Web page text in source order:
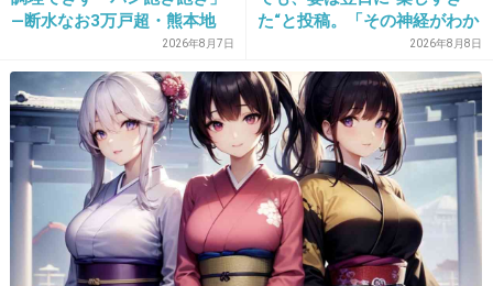
アメリカンだな～笑
18. 匿名 2014/05/07(水) 20:50:53
トピ画のともさかさんの顎すごいね。
久しぶりに見たけど昔からこうだった？
+137 -5
―断水なお3万戸超・熊本地
2026年8月7日
た“と投稿。「その神経がわか
2026年8月8日